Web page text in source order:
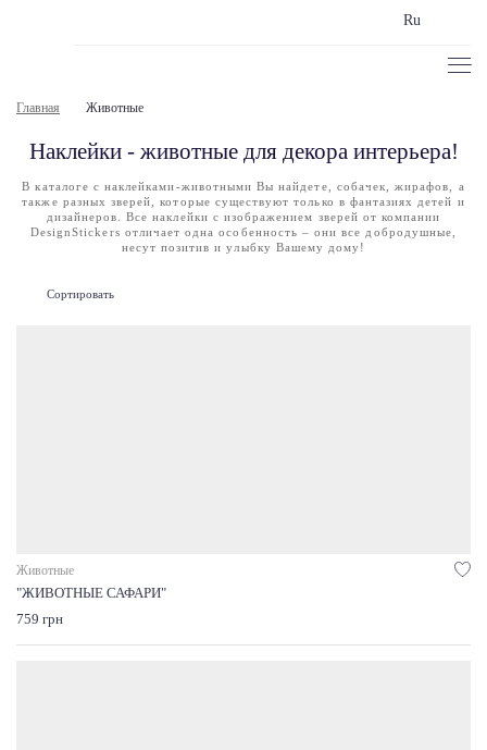
Ru
Главная Животные
Наклейки - животные для декора интерьера!
В каталоге с наклейками-животными Вы найдете, собачек, жирафов, а
также разных зверей, которые существуют только в фантазиях детей и
дизайнеров. Все наклейки с изображением зверей от компании
DesignStickers отличает одна особенность – они все добродушные,
несут позитив и улыбку Вашему дому!
Сортировать
Животные
"ЖИВОТНЫЕ САФАРИ"
759 грн